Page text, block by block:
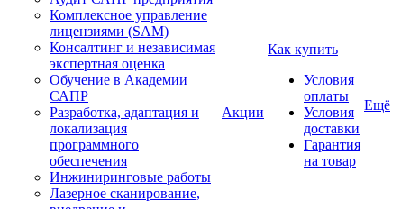
Комплексное управление
лицензиями (SAM)
Консалтинг и независимая
экспертная оценка
Обучение в Академии
САПР
Разработка, адаптация и
локализация
программного
обеспечения
Инжиниринговые работы
Лазерное сканирование,
Акции
Как купить
Условия
оплаты
Условия
доставки
Гарантия
на товар
Ещё